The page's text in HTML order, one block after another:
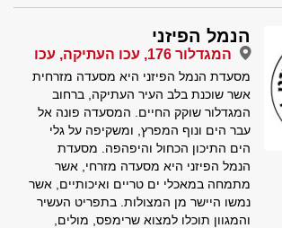
הנמל הפיזני
המגדלור 176, עכו העתיקה, עכו
מסעדת הנמל הפיזני היא מסעדה מזרחית
אשר שוכנת בלב העיר העתיקה, ברחוב
המגדלור שוקק החיים. המסעדה פונה אל
עבר הים ונוף המפרץ, ומשקיפה על גלי
הים התיכון הכחול והיפהפה. מסעדת
הנמל הפיזני היא מסעדה מזרחי, אשר
מתמחה במאכלי ים טריים ואיכותיים, אשר
נמשו היישר מן המצולות. בתפריט העשיר
והמגוון תוכלו למצוא שרימפס, מולים,